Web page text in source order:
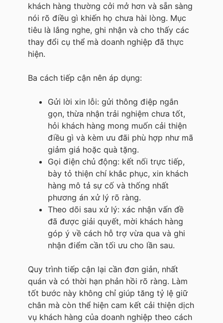
khách hàng thường cởi mở hơn và sẵn sàng
nói rõ điều gì khiến họ chưa hài lòng. Mục
tiêu là lắng nghe, ghi nhận và cho thấy các
thay đổi cụ thể mà doanh nghiệp đã thực
hiện.
Ba cách tiếp cận nên áp dụng:
Gửi lời xin lỗi: gửi thông điệp ngắn
gọn, thừa nhận trải nghiệm chưa tốt,
hỏi khách hàng mong muốn cải thiện
điều gì và kèm ưu đãi phù hợp như mã
giảm giá hoặc quà tặng.
Gọi điện chủ động: kết nối trực tiếp,
bày tỏ thiện chí khắc phục, xin khách
hàng mô tả sự cố và thống nhất
phương án xử lý rõ ràng.
Theo dõi sau xử lý: xác nhận vấn đề
đã được giải quyết, mời khách hàng
góp ý về cách hỗ trợ vừa qua và ghi
nhận điểm cần tối ưu cho lần sau.
Quy trình tiếp cận lại cần đơn giản, nhất
quán và có thời hạn phản hồi rõ ràng. Làm
tốt bước này không chỉ giúp tăng tỷ lệ giữ
chân mà còn thể hiện cam kết cải thiện dịch
vụ khách hàng của doanh nghiệp theo cách